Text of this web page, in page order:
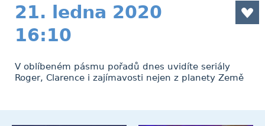
21. ledna 2020
16:10
V oblíbeném pásmu pořadů dnes uvidíte seriály
Roger, Clarence i zajímavosti nejen z planety Země